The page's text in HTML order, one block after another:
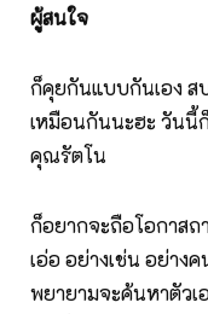
ผู้สนใจ
ก็คุยกันแบบกันเอง ส
เหมือนกันนะฮะ วันนี้
คุณรัตโน
ก็อยากจะถือโอกาสถ
เอ่อ อย่างเช่น อย่าง
พยายามจะค้นหาตัวเ